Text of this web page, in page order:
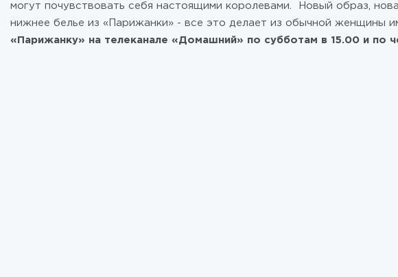
могут почувствовать себя настоящими королевами. Новый образ,
нижнее белье из «Парижанки» - все это делает из обычной женщины
«Парижанку» на телеканале «Домашний» по субботам в 15.00 и по